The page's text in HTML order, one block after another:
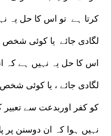
کرتا ہے تو اس کا حل یہ
لگادی جائے یا کوئی شخص
اس کا حل یہ نہیں ہے کہ
لگادی جائے ، یا کوئی شخص
کو کفر اوربدعت سے
نہیں ہوا کہ ان دوسنن پر